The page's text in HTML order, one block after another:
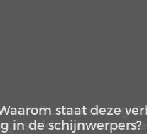
staat deze
in de schijnwerpers?
(UBL) Interlining
op Intertextile